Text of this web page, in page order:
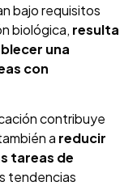
bajo requisitos
biológica, resulta
una
con
contribuye
a reducir
tareas de
tendencias